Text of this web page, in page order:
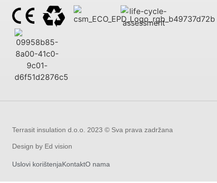
Terrasit insulation d.o.o. 2023 © Sva prava zadržana
Design by Ed vision
Uslovi korištenjaKontaktO nama